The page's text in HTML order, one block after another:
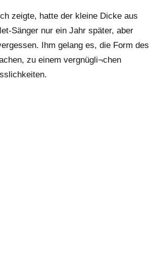
zeigte, hatte der kleine Dicke aus
Sänger nur ein Jahr später, aber
Ihm gelang es, die Form des
zu einem vergnügli¬chen